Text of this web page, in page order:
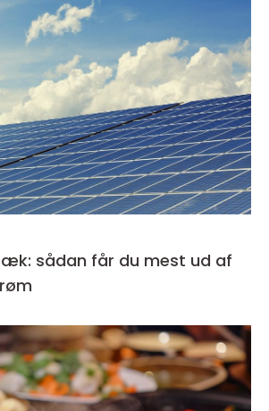
sådan får du mest ud af